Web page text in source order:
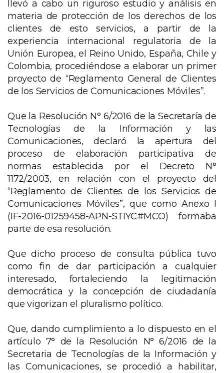
llevó a cabo un riguroso estudio y análisis en
materia de protección de los derechos de los
clientes de esto servicios, a partir de la
experiencia internacional regulatoria de la
Unión Europea, el Reino Unido, España, Chile y
Colombia, procediéndose a elaborar un primer
proyecto de “Reglamento General de Clientes
de los Servicios de Comunicaciones Móviles”.
Que la Resolución N° 6/2016 de la Secretaría de
Tecnologías de la Información y las
Comunicaciones, declaró la apertura del
proceso de elaboración participativa de
normas establecida por el Decreto N°
1172/2003, en relación con el proyecto del
“Reglamento de Clientes de los Servicios de
Comunicaciones Móviles”, que como Anexo I
(IF-2016-01259458-APN-STIYC#MCO) formaba
parte de esa resolución.
Que dicho proceso de consulta pública tuvo
como fin de dar participación a cualquier
interesado, fortaleciendo la legitimación
democrática y la concepción de ciudadanía
que vigorizan el pluralismo político.
Que, dando cumplimiento a lo dispuesto en el
artículo 7° de la Resolución N° 6/2016 de la
Secretaria de Tecnologías de la Información y
las Comunicaciones, se procedió a habilitar,